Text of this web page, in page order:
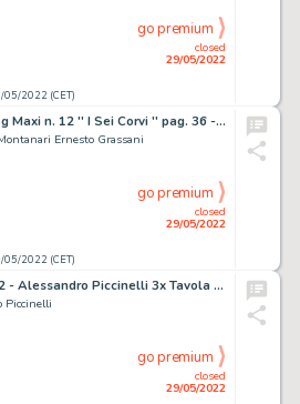
2022 (CET)
closed
29/05/2022
go premium
Dylan Dog Maxi n. 12 '' I Sei Corvi '' pag. 36 - Montanari & Grassani Tavola Originale Original Art - (2009)
Ernesto Grassani
2022 (CET)
closed
29/05/2022
go premium
Tex n. 612 - Alessandro Piccinelli 3x Tavola Originale "Uragano di piombo" Title Page - Page volante - Exemplaire unique - (2015)
Piccinelli
closed
29/05/2022
go premium